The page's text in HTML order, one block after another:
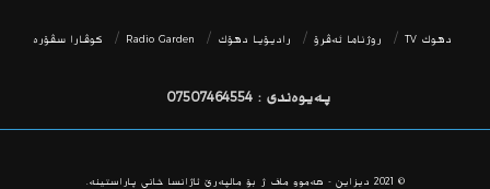
دھوك TV روژناما ئەڤرۆ رادیۆیا دهۆك Radio Garden كوڤارا سڤۆره‌
پەیوەندی : 07507464554
© 2021 دیزاین - هه‌موو ماف ژ بۆ مالپه‌رێ ئاژانسا خانی پاراستینه‌.